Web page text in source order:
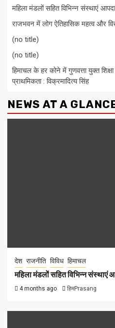
महिला मंडलों सहित विभिन्न संस्थाएं
राजभवन में लोग ऐतिहासिक महत्व और
(no title)
(no title)
हिमाचल के हर कोने में गुणवत्ता युक्त
प्राथमिकता : विक्रमादित्य सिंह
NEWS AT A
देश राजनीति विविध हिमाचल
महिला मंडलों सहित विभिन्न संस्थाएं
4 months ago हिमPrasang